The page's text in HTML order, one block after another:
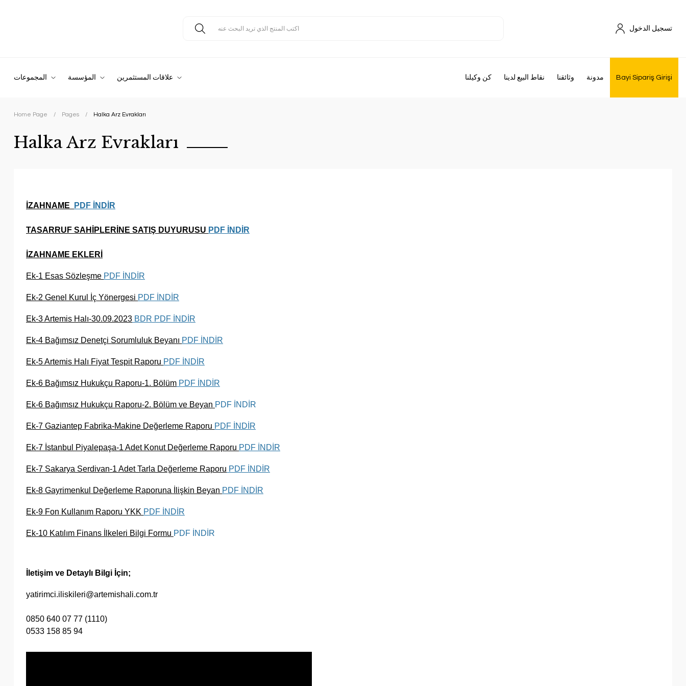
تسجيل الدخول
المجموعات المؤسسة علاقات المستثمرين كن وكيلنا نقاط البيع لدينا وثائقنا مدونة Bayi Sipariş Girişi
Home Page Pages Halka Arz Evrakları
Halka Arz Evrakları
İZAHNAME PDF İNDİR
TASARRUF SAHİPLERİNE SATIŞ DUYURUSU PDF İNDİR
İZAHNAME EKLERİ
Ek-1 Esas Sözleşme PDF İNDİR
Ek-2 Genel Kurul İç Yönergesi PDF İNDİR
Ek-3 Artemis Halı-30.09.2023 BDR PDF İNDİR
Ek-4 Bağımsız Denetçi Sorumluluk Beyanı PDF İNDİR
Ek-5 Artemis Halı Fiyat Tespit Raporu PDF İNDİR
Ek-6 Bağımsız Hukukçu Raporu-1. Bölüm PDF İNDİR
Ek-6 Bağımsız Hukukçu Raporu-2. Bölüm ve Beyan PDF İNDİR
Ek-7 Gaziantep Fabrika-Makine Değerleme Raporu PDF İNDİR
Ek-7 İstanbul Piyalepaşa-1 Adet Konut Değerleme Raporu PDF İNDİR
Ek-7 Sakarya Serdivan-1 Adet Tarla Değerleme Raporu PDF İNDİR
Ek-8 Gayrimenkul Değerleme Raporuna İlişkin Beyan PDF İNDİR
Ek-9 Fon Kullanım Raporu YKK PDF İNDİR
Ek-10 Katılım Finans İlkeleri Bilgi Formu PDF İNDİR
İletişim ve Detaylı Bilgi İçin;
yatirimci.iliskileri@artemishali.com.tr
0850 640 07 77 (1110)
0533 158 85 94